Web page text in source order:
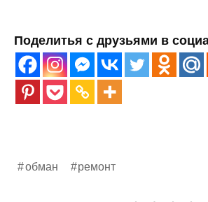
Поделитья с друзьями в
обман ремонт